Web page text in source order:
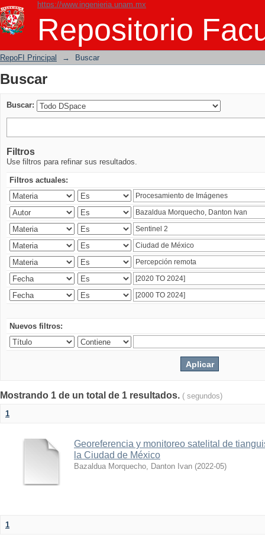
https://www.ingenieria.unam.mx
Repositorio
Buscar
RepoFI Principal → Buscar
Buscar
Buscar:
Filtros
Use filtros para refinar sus resultados.
Filtros actuales:
Nuevos filtros:
Mostrando 1 de un total de 1 resultados. ( segundos)
1
Georeferencia y monitoreo satelital de
la Ciudad de México
Bazaldua Morquecho, Danton Ivan (2022-05)
1